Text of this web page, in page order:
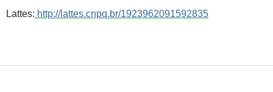
Lattes: http://lattes.cnpq.br/1923962091592835